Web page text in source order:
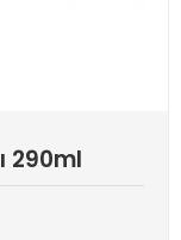
290ml